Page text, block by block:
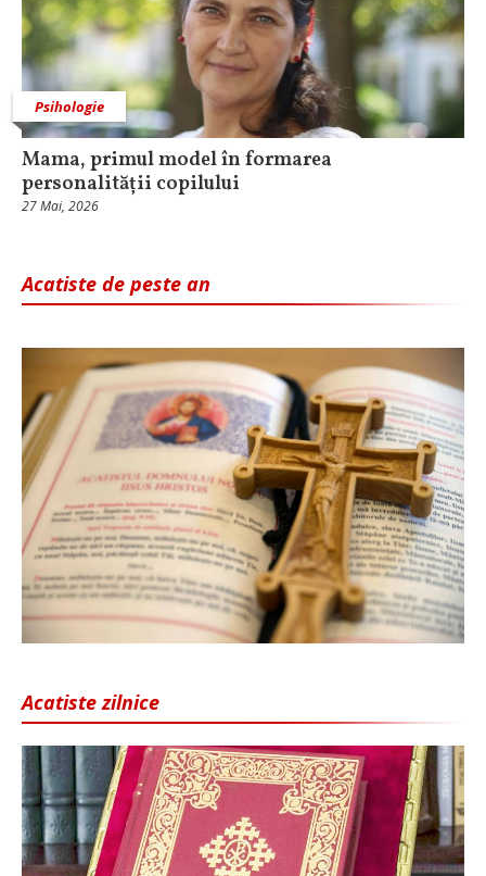
Psihologie
Mama, primul model în formarea
personalității copilului
27 Mai, 2026
Acatiste de peste an
Acatiste zilnice